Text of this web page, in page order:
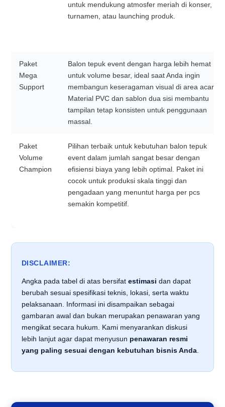
untuk mendukung atmosfer meriah di konser,
turnamen, atau launching produk.
Paket
Mega
Support
Balon tepuk event dengan harga lebih hemat
untuk volume besar, ideal saat Anda ingin
membangun keseragaman visual di area acara.
Material PVC dan sablon dua sisi membantu
tampilan tetap konsisten untuk penggunaan
massal.
Paket
Volume
Champion
Pilihan terbaik untuk kebutuhan balon tepuk
event dalam jumlah sangat besar dengan
efisiensi biaya yang lebih optimal. Paket ini
cocok untuk produksi skala tinggi dan
pengadaan yang menuntut harga per pcs
semakin kompetitif.
DISCLAIMER:
Angka pada tabel di atas bersifat estimasi dan dapat
berubah sesuai spesifikasi teknis, lokasi, serta waktu
pelaksanaan. Informasi ini disampaikan sebagai
gambaran awal dan bukan merupakan penawaran yang
mengikat secara hukum. Kami menyarankan diskusi
lebih lanjut agar dapat menyusun penawaran resmi
yang paling sesuai dengan kebutuhan bisnis Anda.